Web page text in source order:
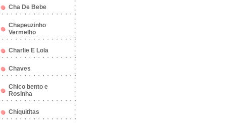
Cha De Bebe
Chapeuzinho
Vermelho
Charlie E Lola
Chaves
Chico bento e
Rosinha
Chiquititas